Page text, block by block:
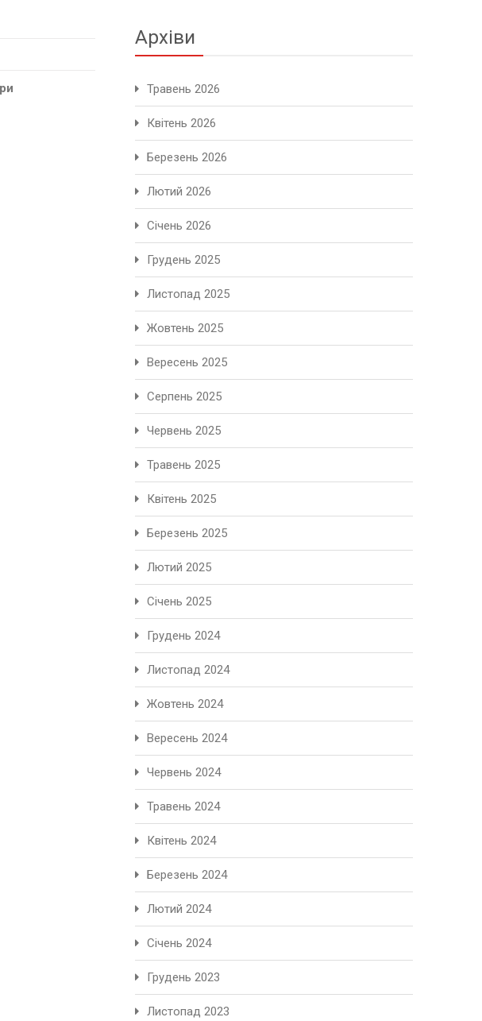
Архіви
Травень 2026
Квітень 2026
Березень 2026
Лютий 2026
Січень 2026
Грудень 2025
Листопад 2025
Жовтень 2025
Вересень 2025
Серпень 2025
Червень 2025
Травень 2025
Квітень 2025
Березень 2025
Лютий 2025
Січень 2025
Грудень 2024
Листопад 2024
Жовтень 2024
Вересень 2024
Червень 2024
Травень 2024
Квітень 2024
Березень 2024
Лютий 2024
Січень 2024
Грудень 2023
Листопад 2023